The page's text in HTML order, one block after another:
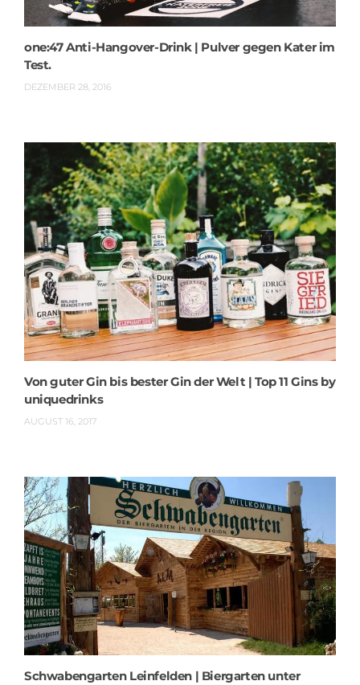
one:47 Anti-Hangover-Drink | Pulver gegen Kater im
Test.
DEZEMBER 28, 2016
Von guter Gin bis bester Gin der Welt | Top 11 Gins by
uniquedrinks
AUGUST 16, 2017
Schwabengarten Leinfelden | Biergarten unter